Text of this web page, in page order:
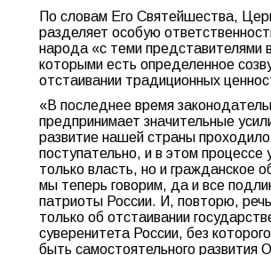
По словам Его Святейшества,
разделяет особую
народа «с теми представителями
которыми есть определенное
отстаивании традиционных
«В последнее время
предпринимает значительные
развитие нашей страны
поступательно, и в этом процессе
только власть, но и гражданское
мы теперь говорим, да и все
патриоты России. И, повторю,
только об отстаивании
суверенитета России, без
быть самостоятельного развития